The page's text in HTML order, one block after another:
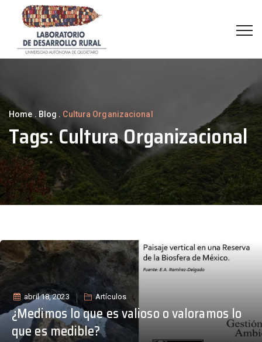
Home . Blog . Cultura Organizacional
Tags:Cultura Organizacional
abril 18, 2023 Artículos
¿Medimos lo que es valioso o valoramos lo
que es medible?